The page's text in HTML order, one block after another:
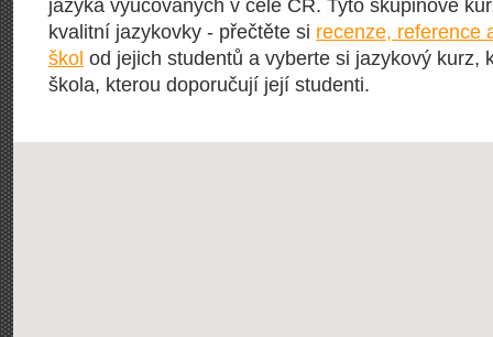
jazyka vyučovaných v celé ČR. Tyto skupinové
kvalitní jazykovky - přečtěte si recenze, reference
škol od jejich studentů a vyberte si jazykový kurz,
škola, kterou doporučují její studenti.